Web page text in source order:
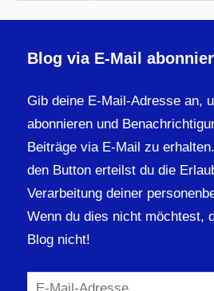
Blog via E-Mail
Gib deine E-Mail-Adresse an,
abonnieren und
Beiträge via E-Mail zu
den Button erteilst du die
Verarbeitung deiner
Wenn du dies nicht möchtest,
Blog nicht!
E-